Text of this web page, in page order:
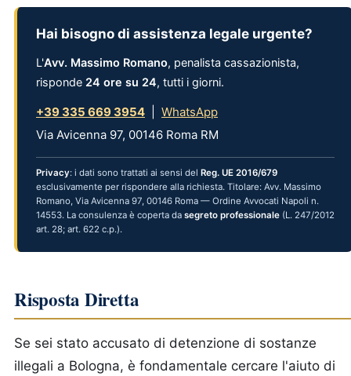
Hai bisogno di assistenza legale urgente?
L'Avv. Massimo Romano, penalista cassazionista,
risponde 24 ore su 24, tutti i giorni.
+39 335 669 3954
WhatsApp
Via Avicenna 97, 00146 Roma RM
Privacy: i dati sono trattati ai sensi del Reg. UE 2016/679
esclusivamente per rispondere alla richiesta. Titolare: Avv. Massimo
Romano, Via Avicenna 97, 00146 Roma — Ordine Avvocati Napoli n.
14553. La consulenza è coperta da segreto professionale (L. 247/2012
art. 28; art. 622 c.p.).
Risposta Diretta
Se sei stato accusato di detenzione di sostanze
illegali a Bologna, è fondamentale cercare l'aiuto di